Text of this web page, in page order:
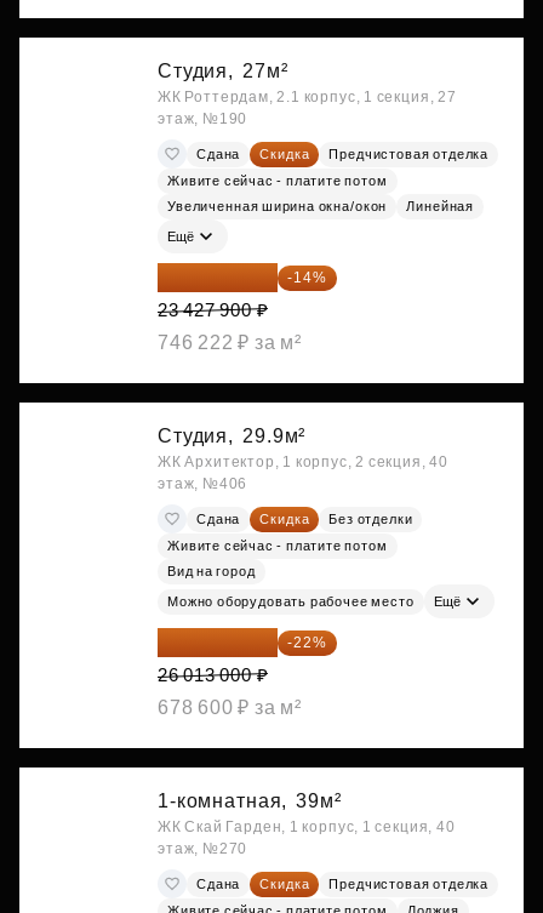
Студия, 27м²
ЖК Роттердам, 2.1 корпус, 1 секция, 27
этаж, №190
Сдана Скидка
Предчистовая отделка
Живите сейчас - платите потом
Увеличенная ширина окна/окон
Линейная
Ещё
20 147 994 ₽ -14%
23 427 900 ₽
746 222 ₽ за м²
Студия, 29.9м²
ЖК Архитектор, 1 корпус, 2 секция, 40
этаж, №406
Сдана Скидка
Без отделки
Живите сейчас - платите потом
Вид на город
Можно оборудовать рабочее место Ещё
20 290 140 ₽ -22%
26 013 000 ₽
678 600 ₽ за м²
1-комнатная, 39м²
ЖК Скай Гарден, 1 корпус, 1 секция, 40
этаж, №270
Сдана Скидка
Предчистовая отделка